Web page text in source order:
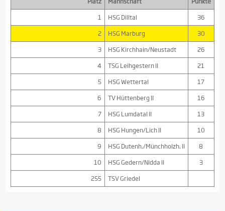
1
HSG Dilltal
36
2
HSG Marburg
30
3
HSG Kirchhain/Neustadt
26
4
TSG Leihgestern II
21
5
HSG Wettertal
17
6
TV Hüttenberg II
16
7
HSG Lumdatal II
13
8
HSG Hungen/Lich II
10
9
HSG Dutenh./Münchholzh. II
8
10
HSG Gedern/Nidda II
3
255
TSV Griedel